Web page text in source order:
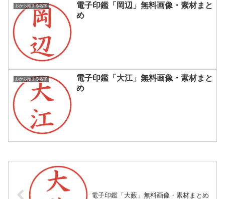
おから始まる名字
電子印鑑「岡辺」無料画像・素材まと
め
おから始まる名字
電子印鑑「大江」無料画像・素材まと
め
電子印鑑「大藪」無料画像・素材まとめ